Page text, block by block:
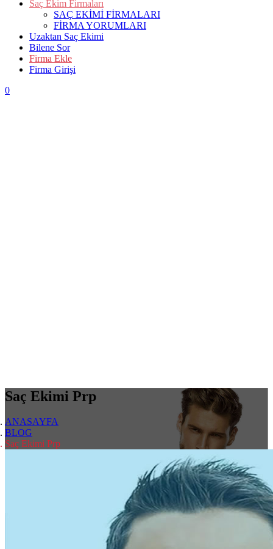
Saç Ekim Firmaları
SAÇ EKİMİ FİRMALARI
FİRMA YORUMLARI
Uzaktan Saç Ekimi
Bilene Sor
Firma Ekle
Firma Girişi
0
Saç Ekimi Prp
ANASAYFA
BLOG
Saç Ekimi Prp